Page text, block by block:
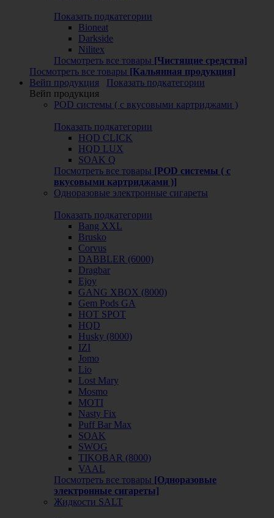
Показать подкатегории
Bioneat
Darkside
Nilitex
Посмотреть все товары [Чистящие средства]
Посмотреть все товары [Кальянная продукция]
Вейп продукция
Показать подкатегории
Вейп продукция
POD системы ( с вкусовыми картриджами )
Показать подкатегории
HQD CLICK
HQD LUX
SOAK Q
Посмотреть все товары [POD системы ( с
вкусовыми картриджами )]
Одноразовые электронные сигареты
Показать подкатегории
Bang XXL
Brusko
Corvus
DABBLER (6000)
Dragbar
Ejoy
GANG XBOX (8000)
Gem Pods GA
HOT SPOT
HQD
Husky (8000)
IZI
Jomo
Lio
Lost Mary
Mosmo
MOTI
Nasty Fix
Puff Bar Max
SOAK
SWOG
TIKOBAR (8000)
VAAL
Посмотреть все товары [Одноразовые
электронные сигареты]
Жидкости SALT